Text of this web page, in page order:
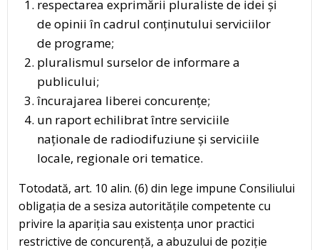
respectarea exprimării pluraliste de idei și
de opinii în cadrul conținutului serviciilor
de programe;
pluralismul surselor de informare a
publicului;
încurajarea liberei concurențe;
un raport echilibrat între serviciile
naționale de radiodifuziune și serviciile
locale, regionale ori tematice.
Totodată, art. 10 alin. (6) din lege impune Consiliului
obligația de a sesiza autoritățile competente cu
privire la apariția sau existența unor practici
restrictive de concurență, a abuzului de poziție